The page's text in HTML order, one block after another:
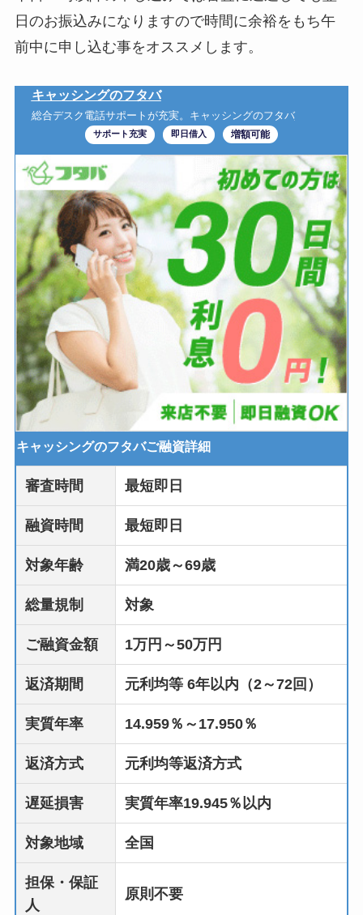
日のお振込みになりますので時間に余裕をもち午
前中に申し込む事をオススメします。
キャッシングのフタバ
総合デスク電話サポートが充実。キャッシングのフタバ
サポート充実 即日借入 増額可能
キャッシングのフタバご融資詳細
審査時間 最短即日
融資時間 最短即日
対象年齢 満20歳～69歳
総量規制 対象
ご融資金額 1万円～50万円
返済期間 元利均等 6年以内（2～72回）
実質年率 14.959％～17.950％
返済方式 元利均等返済方式
遅延損害 実質年率19.945％以内
対象地域 全国
担保・保証
人
原則不要